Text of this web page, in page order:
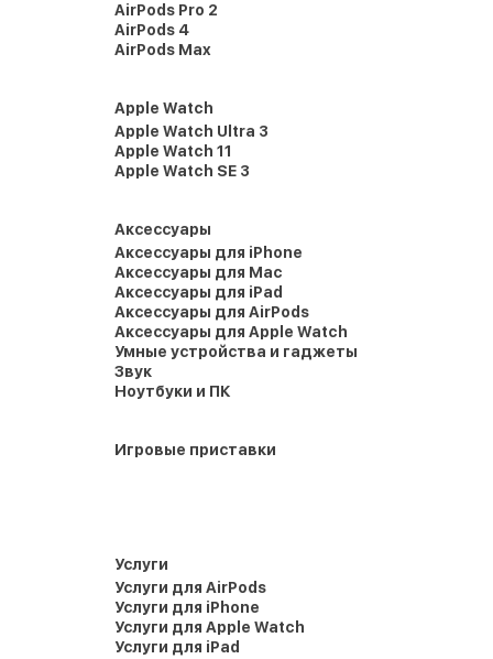
AirPods Pro 2
AirPods 4
AirPods Max
Apple Watch
Apple Watch Ultra 3
Apple Watch 11
Apple Watch SE 3
Аксессуары
Аксессуары для iPhone
Аксессуары для Mac
Аксессуары для iPad
Аксессуары для AirPods
Аксессуары для Apple Watch
Умные устройства и гаджеты
Звук
Ноутбуки и ПК
Игровые приставки
Услуги
Услуги для AirPods
Услуги для iPhone
Услуги для Apple Watch
Услуги для iPad